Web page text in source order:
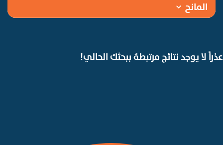
المانح
عذراً لا يوجد نتائج مرتبطة ببحثك الحالي!